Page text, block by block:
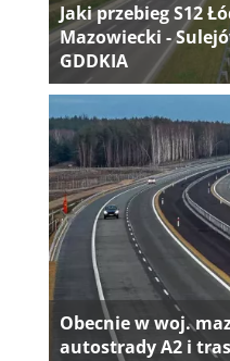
Jaki przebieg S12
Mazowiecki -
GDDKIA
Obecnie w woj.
autostrady A2 i